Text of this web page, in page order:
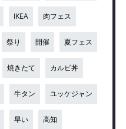
IKEA 肉フェス
祭り 開催 夏フェス
焼きたて カルビ丼
牛タン ユッケジャン
早い 高知